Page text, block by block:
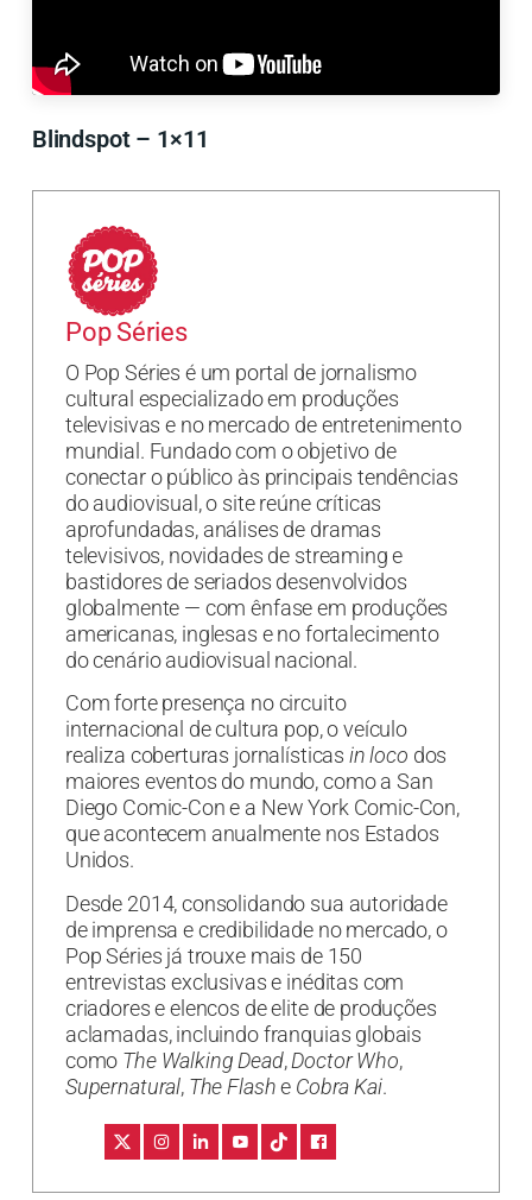
Blindspot – 1×11
Pop Séries
O Pop Séries é um portal de jornalismo
cultural especializado em produções
televisivas e no mercado de entretenimento
mundial. Fundado com o objetivo de
conectar o público às principais tendências
do audiovisual, o site reúne críticas
aprofundadas, análises de dramas
televisivos, novidades de streaming e
bastidores de seriados desenvolvidos
globalmente — com ênfase em produções
americanas, inglesas e no fortalecimento
do cenário audiovisual nacional.
Com forte presença no circuito
internacional de cultura pop, o veículo
realiza coberturas jornalísticas in loco dos
maiores eventos do mundo, como a San
Diego Comic-Con e a New York Comic-Con,
que acontecem anualmente nos Estados
Unidos.
Desde 2014, consolidando sua autoridade
de imprensa e credibilidade no mercado, o
Pop Séries já trouxe mais de 150
entrevistas exclusivas e inéditas com
criadores e elencos de elite de produções
aclamadas, incluindo franquias globais
como The Walking Dead,Doctor Who,
Supernatural, The Flashe Cobra Kai.